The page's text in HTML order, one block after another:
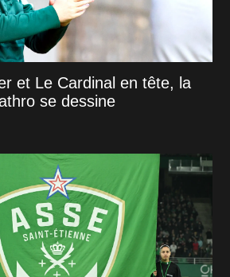
et Le Cardinal en tête, la
se dessine